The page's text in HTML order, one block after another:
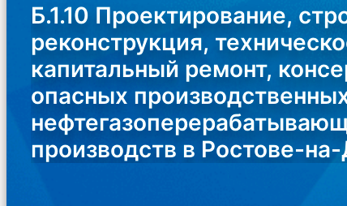
Б.1.10 Проектирование,
реконструкция,
капитальный ремонт,
опасных
производств в Ростове-